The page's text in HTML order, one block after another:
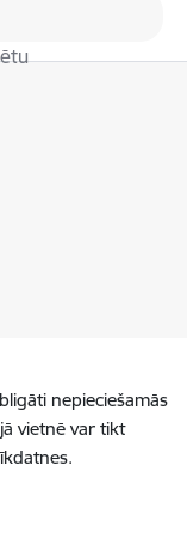
nepieciešamās
vietnē var tikt